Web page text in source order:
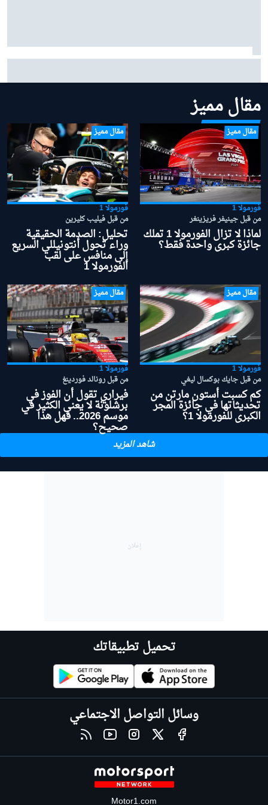
برياتوري محتار من عدم إمكانية تفوق ألبين على مكلارين
مقال مميز
مقال مميز
فورمولا 1
من قبل جينيفر فريزينغر
لماذا لا تزال الفورمولا 1 تملك
جائزة كبرى واحدة فقط؟
مقال مميز
فورمولا 1
من قبل فيليب كليرين
تحليل: الصدمة الحقيقية
وراء تحول أنتونيللي السريع
إلى منافس على لقب
الفورمولا 1
مقال مميز
فورمولا 1
من قبل جايك بوكسال ليغي
كم كسبت أستون مارتن من
تحديثاتها في جائزة المجر
الكبرى للفورمولا 1؟
مقال مميز
فورمولا 1
من قبل رونالد فوردينغ
فيراري تقول أن الفوز في
برشلونة لا يعني الكثير في
موسم 2026.. فهل هذا
صحيح؟
شاهد المزيد
تحميل تطبيقاتك
وسائل التواصل الاجتماعي
Motor1.com